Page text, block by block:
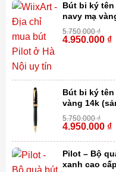
Bút bi ký tên
navy mạ
Bản)
5.750.000₫
4.950.000 ₫
Bút bi ký tên
vàng 14k
5.750.000₫
4.950.000 ₫
Pilot – Bộ
xanh cao